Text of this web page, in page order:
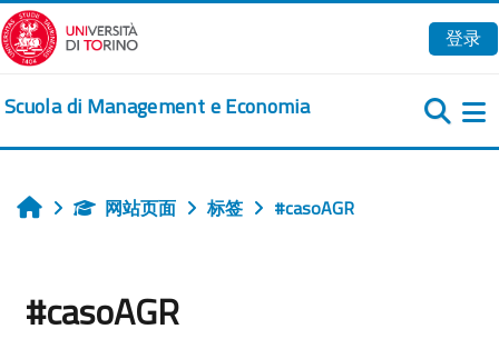
跳到主要内容
登录
Scuola di Management e Economia
首页 网站页面 标签 #casoAGR
#casoAGR